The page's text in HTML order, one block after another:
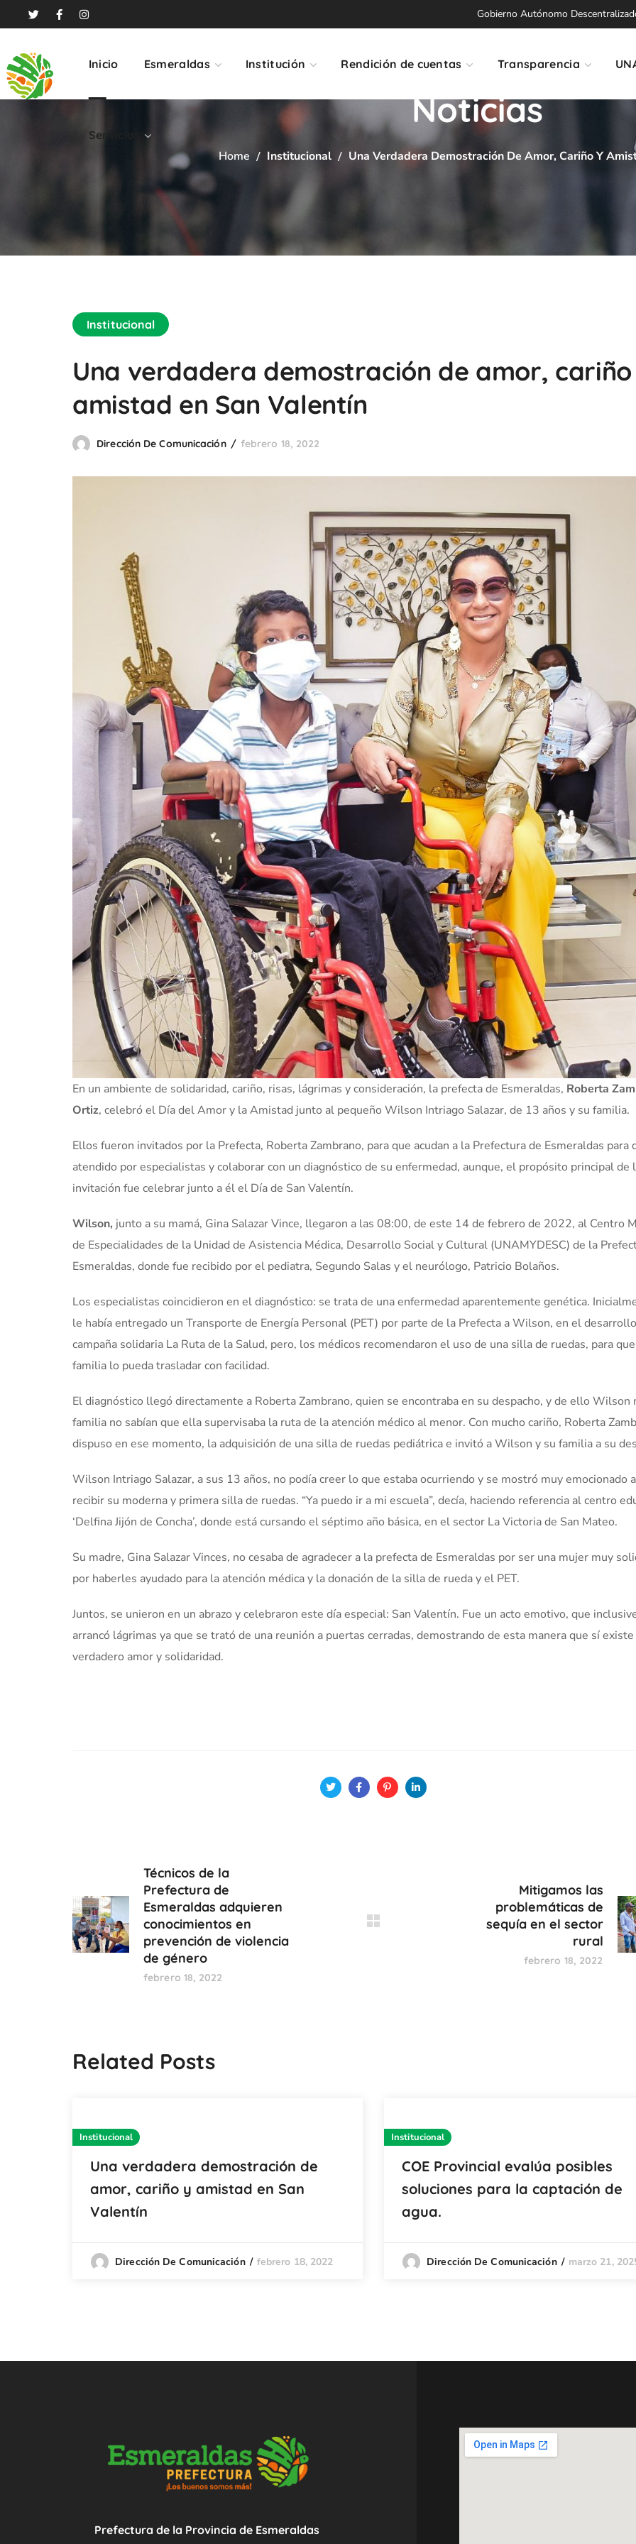
Gobierno Autónomo
Inicio Esmeraldas Institución Rendición de cuentas Transparencia
Servicios
Noticias
Home Institucional Una Verdadera Demostración De Amor, Cariño Y
Institucional
Una verdadera demostración de amor,
amistad en San Valentín
Dirección De Comunicación febrero 18, 2022
En un ambiente de solidaridad, cariño, risas, lágrimas y consideración, la prefecta de Esmeraldas, Roberta
Ortiz, celebró el Día del Amor y la Amistad junto al pequeño Wilson Intriago Salazar, de 13 años y su familia.
Ellos fueron invitados por la Prefecta, Roberta Zambrano, para que acudan a la Prefectura de Esmeraldas para
atendido por especialistas y colaborar con un diagnóstico de su enfermedad, aunque, el propósito principal de
invitación fue celebrar junto a él el Día de San Valentín.
Wilson, junto a su mamá, Gina Salazar Vince, llegaron a las 08:00, de este 14 de febrero de 2022, al Centro
de Especialidades de la Unidad de Asistencia Médica, Desarrollo Social y Cultural (UNAMYDESC) de la
Esmeraldas, donde fue recibido por el pediatra, Segundo Salas y el neurólogo, Patricio Bolaños.
Los especialistas coincidieron en el diagnóstico: se trata de una enfermedad aparentemente genética.
le había entregado un Transporte de Energía Personal (PET) por parte de la Prefecta a Wilson, en el
campaña solidaria La Ruta de la Salud, pero, los médicos recomendaron el uso de una silla de ruedas, para
familia lo pueda trasladar con facilidad.
El diagnóstico llegó directamente a Roberta Zambrano, quien se encontraba en su despacho, y de ello Wilson
familia no sabían que ella supervisaba la ruta de la atención médico al menor. Con mucho cariño, Roberta
dispuso en ese momento, la adquisición de una silla de ruedas pediátrica e invitó a Wilson y su familia a su
Wilson Intriago Salazar, a sus 13 años, no podía creer lo que estaba ocurriendo y se mostró muy emocionado
recibir su moderna y primera silla de ruedas. “Ya puedo ir a mi escuela”, decía, haciendo referencia al centro
‘Delfina Jijón de Concha’, donde está cursando el séptimo año básica, en el sector La Victoria de San Mateo.
Su madre, Gina Salazar Vinces, no cesaba de agradecer a la prefecta de Esmeraldas por ser una mujer muy
por haberles ayudado para la atención médica y la donación de la silla de rueda y el PET.
Juntos, se unieron en un abrazo y celebraron este día especial: San Valentín. Fue un acto emotivo, que
arrancó lágrimas ya que se trató de una reunión a puertas cerradas, demostrando de esta manera que sí
verdadero amor y solidaridad.
Técnicos de la
Prefectura de
Esmeraldas adquieren
conocimientos en
prevención de violencia
de género
febrero 18, 2022
Mitigamos las
problemáticas de
sequía en el sector
rural
febrero 18, 2022
Related Posts
Institucional
Una verdadera demostración de
amor, cariño y amistad en San
Valentín
Dirección De Comunicación febrero 18, 2022
Institucional
COE Provincial evalúa posibles
soluciones para la captación de
agua.
Dirección De Comunicación marzo 21,
Prefectura de la Provincia de Esmeraldas